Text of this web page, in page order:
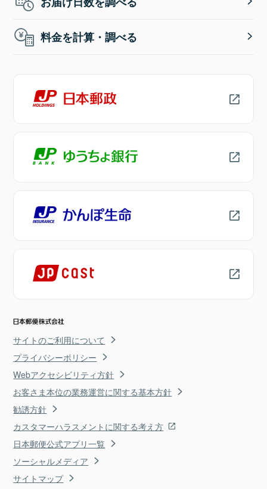
料金を計算・調べる
サイトのご利用について
プライバシーポリシー
Webアクセシビリティ方針
お客さま本位の業務運営に関する基本方針
勧誘方針
カスタマーハラスメントに関する考え方
日本郵便公式アプリ一覧
ソーシャルメディア
サイトマップ